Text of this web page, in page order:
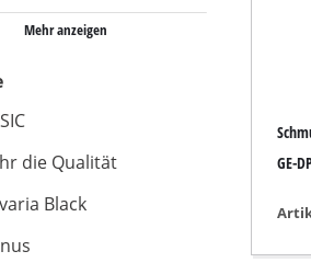
Aschesauger
Doppelschleifer
Exzenterschleifer
Mehr anzeigen
die Qualität
Black
GE-